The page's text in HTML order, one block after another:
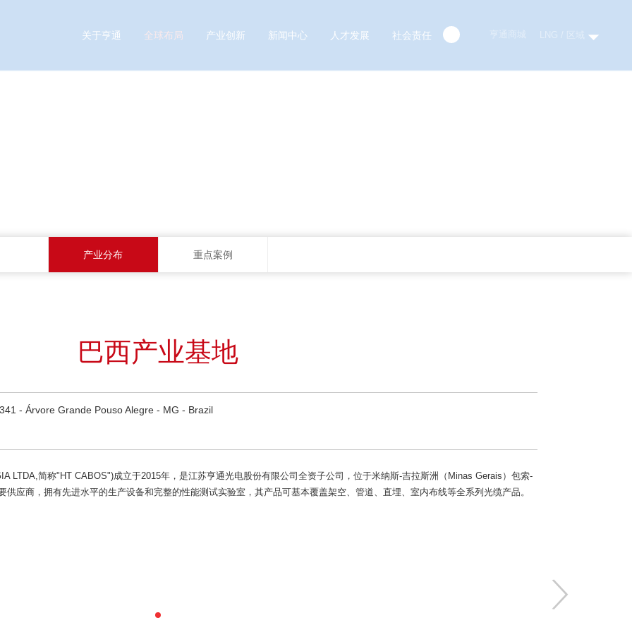
关于亨通 全球布局 产业创新 新闻中心 人才发展 社会责任 亨通商城 LNG / 区域
产业分布 重点案例
巴西产业基地
- Árvore Grande Pouso Alegre - MG - Brazil
LTDA,简称"HT CABOS")成立于2015年，是江苏亨通光电股份有限公司全资子公司，位于米纳斯-吉拉斯洲（Minas Gerais）包索-
应商，拥有先进水平的生产设备和完整的性能测试实验室，其产品可基本覆盖架空、管道、直埋、室内布线等全系列光缆产品。
〉